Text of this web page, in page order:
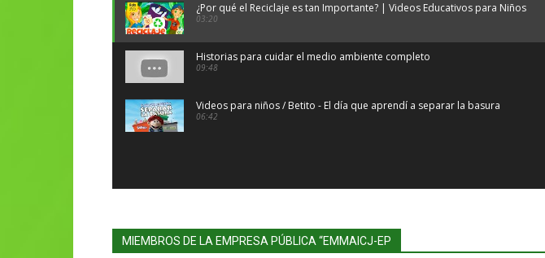
¿Por qué el Reciclaje es tan Importante? | Videos Educativos para Niños
03:20
Historias para cuidar el medio ambiente completo
09:48
Videos para niños / Betito - El día que aprendí a separar la basura
06:42
MIEMBROS DE LA EMPRESA PÚBLICA “EMMAICJ-EP